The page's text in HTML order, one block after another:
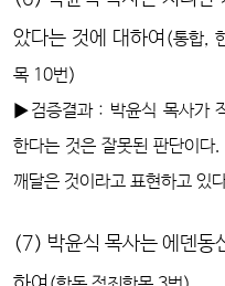
았다는 것에 대하여 (통합,
목 10번)
▶검증결과 : 박윤식 목사가
한다는 것은 잘못된 판단이다
깨달은 것이라고 표현하고 있
(7) 박윤식 목사는 에덴동